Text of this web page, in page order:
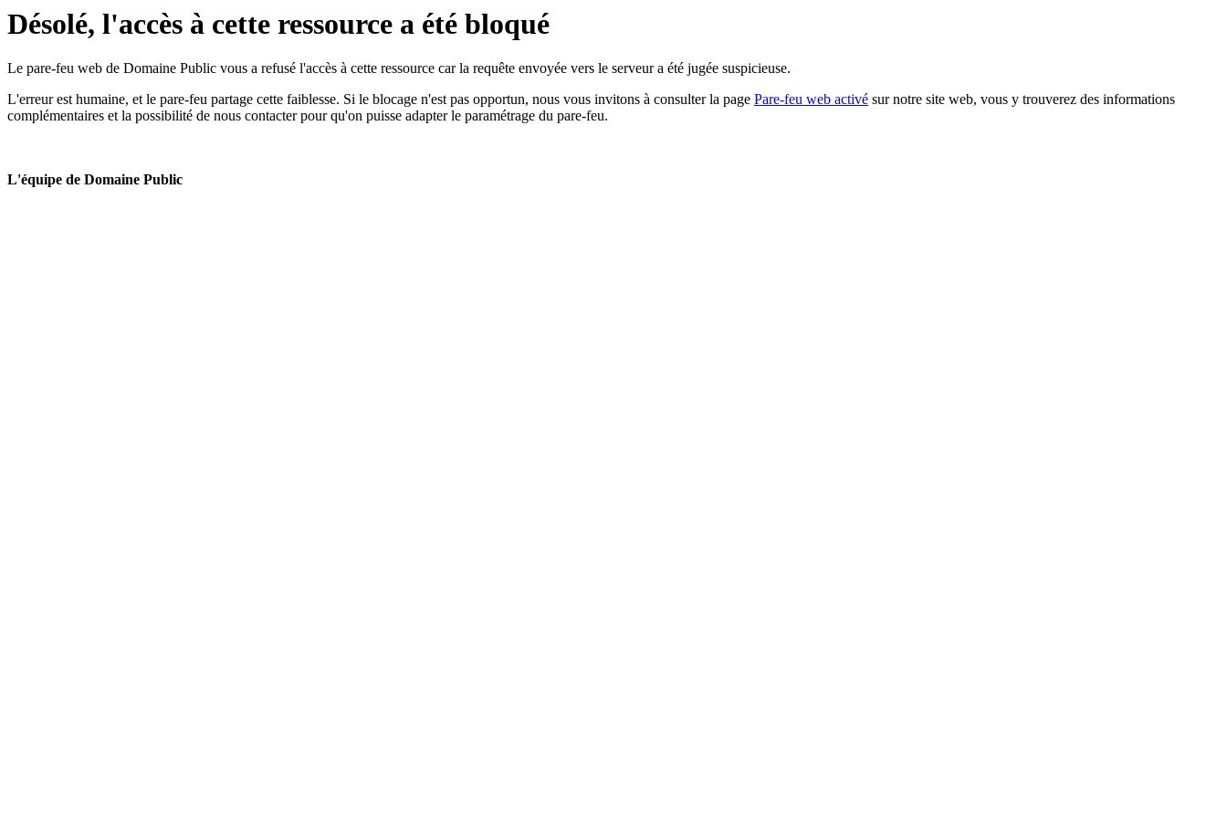
Désolé, l'accès à cette ressource a été bloqué
Le pare-feu web de Domaine Public vous a refusé l'accès à cette ressource car la requête envoyée vers le serveur a été jugée suspicieuse.
L'erreur est humaine, et le pare-feu partage cette faiblesse. Si le blocage n'est pas opportun, nous vous invitons à consulter la page Pare-feu web activé sur notre site web, vous y trouverez des informations
complémentaires et la possibilité de nous contacter pour qu'on puisse adapter le paramétrage du pare-feu.
L'équipe de Domaine Public